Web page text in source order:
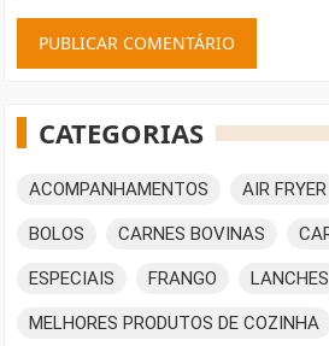
CATEGORIAS
ACOMPANHAMENTOS AIR FRYER
BOLOS CARNES BOVINAS
ESPECIAIS FRANGO LANCHES
MELHORES PRODUTOS DE COZINHA